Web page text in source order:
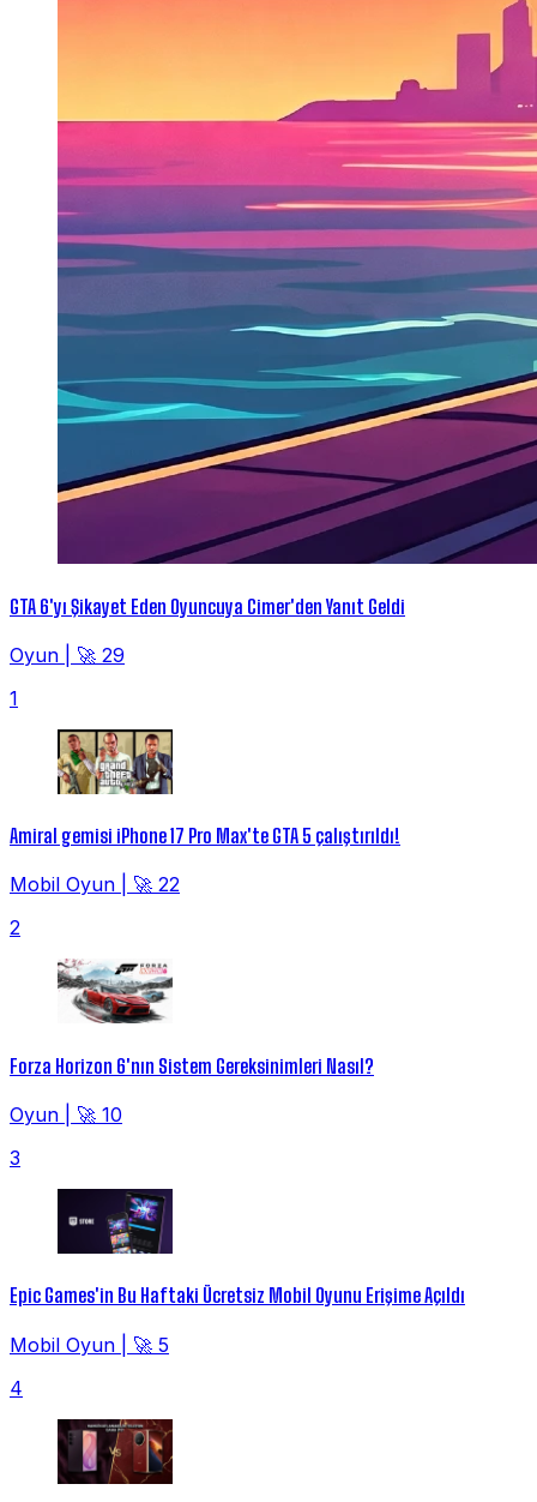
GTA 6'yı Şikayet Eden Oyuncuya Cimer'den Yanıt Geldi
Oyun
🚀 29
1
Amiral gemisi iPhone 17 Pro Max'te GTA 5 çalıştırıldı!
Mobil Oyun
🚀 22
2
Forza Horizon 6'nın Sistem Gereksinimleri Nasıl?
Oyun
🚀 10
3
Epic Games'in Bu Haftaki Ücretsiz Mobil Oyunu Erişime Açıldı
Mobil Oyun
🚀 5
4